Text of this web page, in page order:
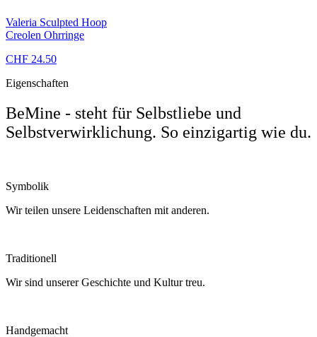
Valeria Sculpted Hoop
Creolen Ohrringe
CHF 24.50
Eigenschaften
BeMine - steht für Selbstliebe und
Selbstverwirklichung. So einzigartig wie du.
Symbolik
Wir teilen unsere Leidenschaften mit anderen.
Traditionell
Wir sind unserer Geschichte und Kultur treu.
Handgemacht